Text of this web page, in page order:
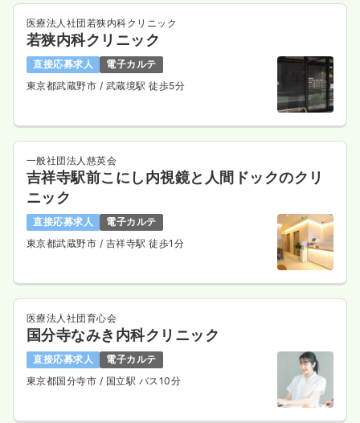
医療法人社団若狭内科クリニック
若狭内科クリニック
直接応募求人
電子カルテ
東京都武蔵野市 / 武蔵境駅 徒歩5分
一般社団法人慈英会
吉祥寺駅前こにし内視鏡と人間ドックのクリ
ニック
直接応募求人
電子カルテ
東京都武蔵野市 / 吉祥寺駅 徒歩1分
医療法人社団育心会
国分寺なみき内科クリニック
直接応募求人
電子カルテ
東京都国分寺市 / 国立駅 バス10分